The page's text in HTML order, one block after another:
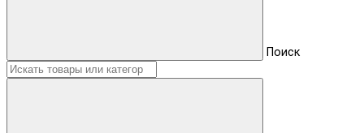
Поиск